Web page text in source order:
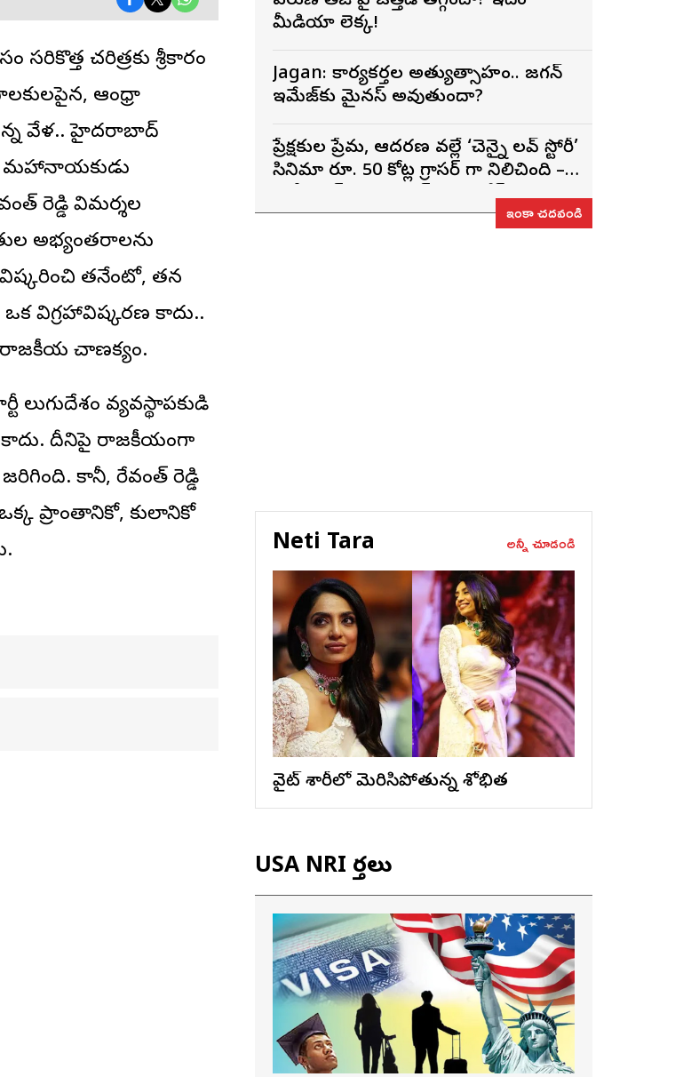
సరికొత్త చరిత్రకు శ్రీకారం
ఆంధ్రా
వేళ.. హైదరాబాద్‌
మహానాయకుడు
రెడ్డి విమర్శల
అభ్యంతరాలను
తనేంటో, తన
విగ్రహావిష్కరణ కాదు..
రాజకీయ చాణక్యం.
తెలుగుదేశం వ్యవస్థాపకుడి
దీనిపై రాజకీయంగా
కానీ, రేవంత్‌ రెడ్డి
ప్రాంతానికో, కులానికో
మీడియా లెక్క!
Jagan: కార్యకర్తల అత్యుత్సాహం.. జగన్
ఇమేజ్‌కు మైనస్ అవుతుందా?
ప్రేక్షకుల ప్రేమ, ఆదరణ వల్లే ‘చెన్నై లవ్ స్టోరీ’
సినిమా రూ. 50 కోట్ల గ్రాసర్ గా నిలిచింది –
స్టోరీ రైటర్, ప్రొడ్యూసర్ సాయి రాజేష్
ఇంకా చదవండి
Neti Tara అన్నీ చూడండి
వైట్ శారీలో మెరిసిపోతున్న శోభిత
USA NRI వార్తలు